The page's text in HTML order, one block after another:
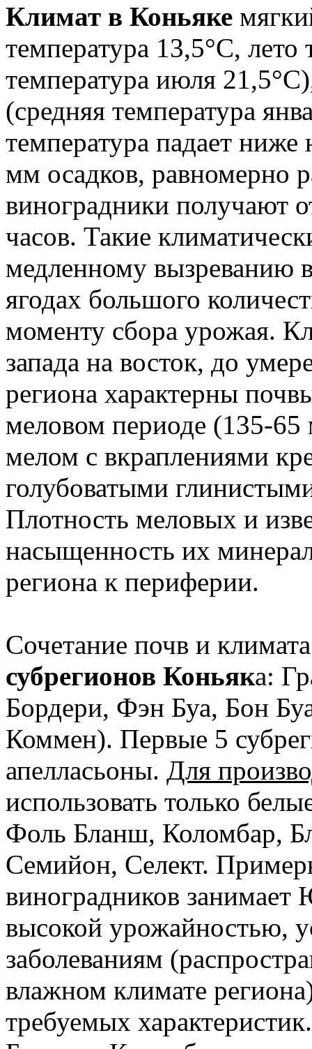
Климат в Коньяке
температура 13,5°C,
температура июля
(средняя температура
температура падает
мм осадков, равномерно
виноградники получают
часов. Такие
медленному вызреванию
ягодах большого
моменту сбора урожая.
запада на восток, до
региона характерны
меловом периоде (135-65
мелом с вкраплениями
голубоватыми
Плотность меловых и
насыщенность их
региона к периферии.
Сочетание почв и
субрегионов Коньяка:
Бордери, Фэн Буа, Бон
Коммен). Первые 5
апелласьоны. Для
использовать только
Фоль Бланш, Коломбар,
Семийон, Селект.
виноградников
высокой урожайностью,
заболеваниям
влажном климате
требуемых